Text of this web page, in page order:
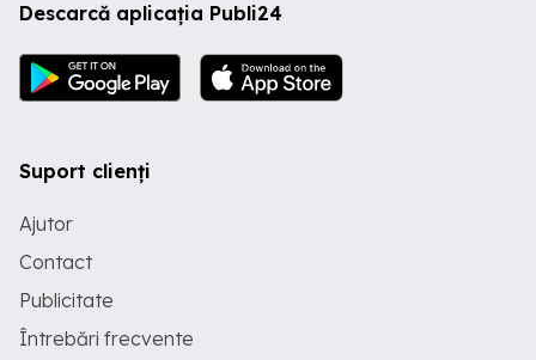
Descarcă aplicația Publi24
Suport clienți
Ajutor
Contact
Publicitate
Întrebări frecvente